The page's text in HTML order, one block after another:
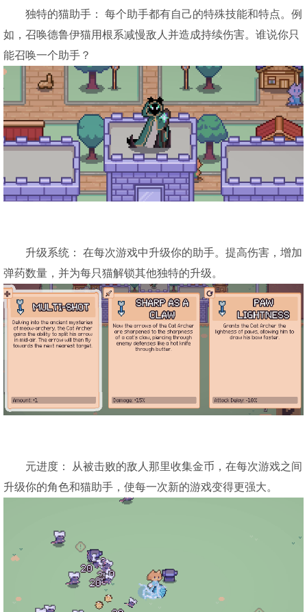
独特的猫助手： 每个助手都有自己的特殊技能和特点。例
如，召唤德鲁伊猫用根系减慢敌人并造成持续伤害。谁说你只
能召唤一个助手？
升级系统： 在每次游戏中升级你的助手。提高伤害，增加
弹药数量，并为每只猫解锁其他独特的升级。
元进度： 从被击败的敌人那里收集金币，在每次游戏之间
升级你的角色和猫助手，使每一次新的游戏变得更强大。